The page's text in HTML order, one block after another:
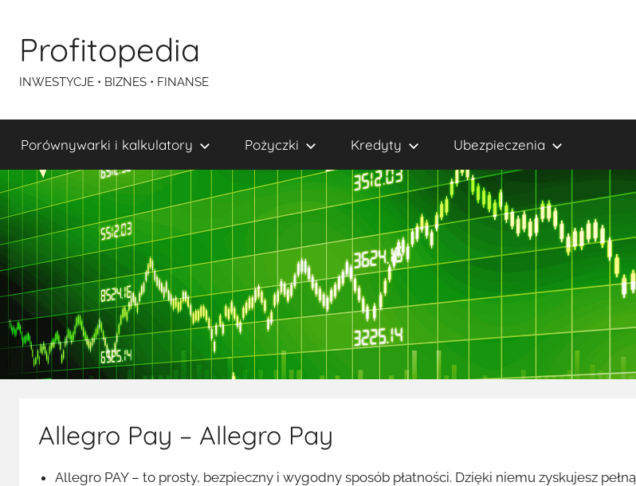
treściProfitopedia
INWESTYCJE • BIZNES • FINANSE
Porównywarki i kalkulatory Pożyczki Kredyty Ubezpieczenia
Allegro Pay – Allegro Pay
Allegro PAY – to prosty, bezpieczny i wygodny sposób płatności. Dzięki niemu zyskujesz pełną